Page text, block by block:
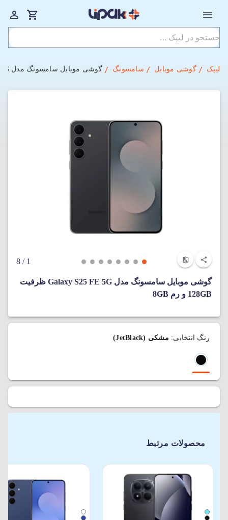
لیپک گوشی موبایل سامسونگ گوشی موبایل سامسونگ مدل Galaxy S25 FE 5G ظرفیت 128GB و رم 8GB
1
/ 8
گوشی موبایل سامسونگ مدل Galaxy S25 FE 5G ظرفیت
128GB و رم 8GB
رنگ انتخابی: مشکی (JetBlack)
محصولات مرتبط